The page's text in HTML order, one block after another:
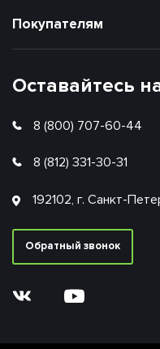
Оставайтесь
8 (800) 707-60-44
8 (812) 331-30-31
192102, г. Санкт-
Обратный звонок
Покупателям